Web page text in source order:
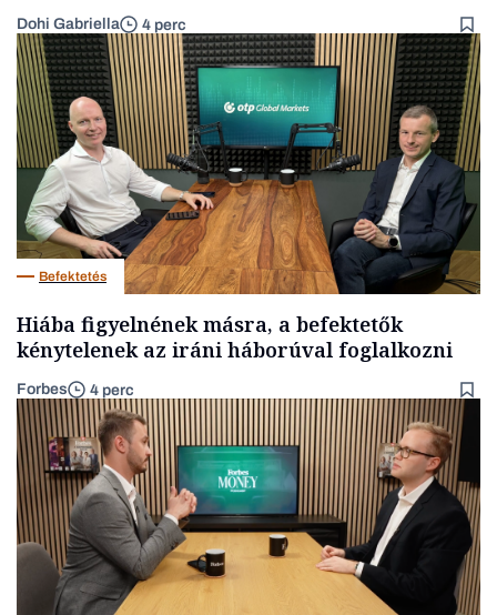
Dohi Gabriella 4 perc
Befektetés
Hiába figyelnének másra, a befektetők
kénytelenek az iráni háborúval foglalkozni
Forbes 4 perc